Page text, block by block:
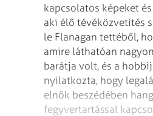
kapcsolatos képeket
aki élő tévéközvetítés
le Flanagan tettéből,
amire láthatóan
barátja volt, és a
nyilatkozta, hogy
elnök beszédében
fegyvertartással